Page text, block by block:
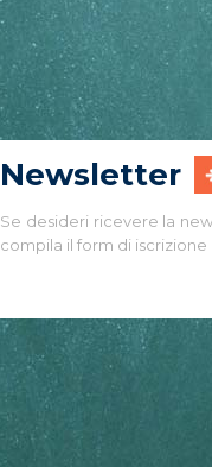
Newsletter
Se desideri ricevere la
compila il form di iscrizione